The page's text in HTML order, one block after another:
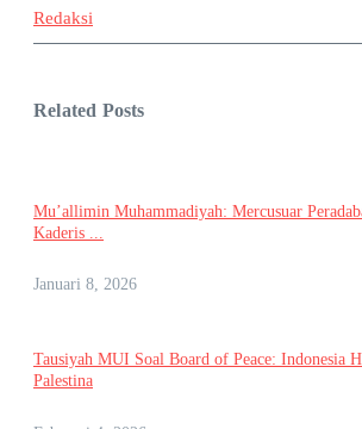
Redaksi
Related Posts
Mu’allimin Muhammadiyah: Mercusuar
Kaderis ...
Januari 8, 2026
Tausiyah MUI Soal Board of Peace: Indonesia
Palestina